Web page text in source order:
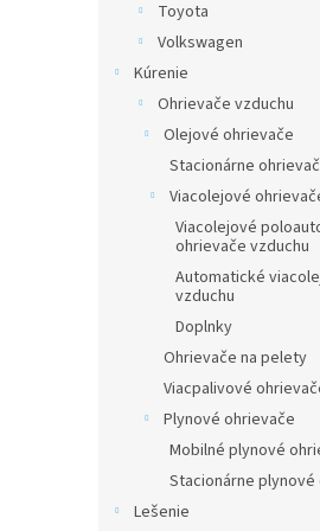
Toyota
Volkswagen
Kúrenie
Ohrievače vzduchu
Olejové ohrievače
Stacionárne
Viacolejové
Viacolejové
ohrievače vzduchu
Automatické
vzduchu
Doplnky
Ohrievače na pelety
Viacpalivové
Plynové ohrievače
Mobilné plynové
Stacionárne
Lešenie